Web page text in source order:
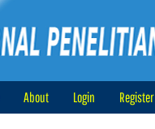
About Login Register